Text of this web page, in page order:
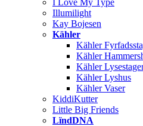
I Love My Type
Illumilight
Kay Bojesen
Kähler
Kähler
Kähler
Kähler
Kähler Lyshus
Kähler Vaser
KiddiKutter
Little Big Friends
LïndDNA